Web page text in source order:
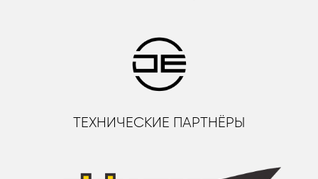
ТЕХНИЧЕСКИЕ ПАРТНЁРЫ